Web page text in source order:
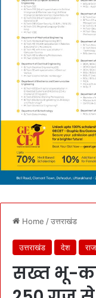
Home /उत्तराखंड
उत्तराखंड देश
सख्त भू-